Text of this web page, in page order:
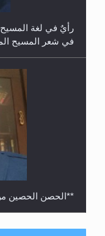
في شعر المسيح
**الحصن الحصين